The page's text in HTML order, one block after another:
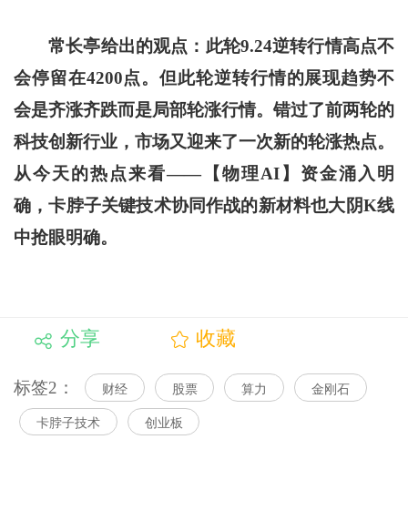
常长亭给出的观点：此轮9.24逆转行情高点不
会停留在4200点。但此轮逆转行情的展现趋势不
会是齐涨齐跌而是局部轮涨行情。错过了前两轮的
科技创新行业，市场又迎来了一次新的轮涨热点。
从今天的热点来看——【物理AI】资金涌入明
确，卡脖子关键技术协同作战的新材料也大阴K线
中抢眼明确。
分享 收藏
标签2： 财经 股票 算力 金刚石
卡脖子技术 创业板